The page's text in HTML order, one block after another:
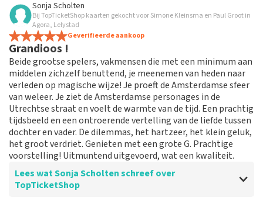
Dat was nogal duur ,het dubbele bedrag
Ik schrijf nooit naar vrienden
Sonja Scholten
Bij TopTicketShop kaarten gekocht voor Simone Kleinsma en Paul Groot in
Agora, Lelystad
Geverifieerde aankoop
Grandioos !
Beide grootse spelers, vakmensen die met een minimum aan
middelen zichzelf benuttend, je meenemen van heden naar
verleden op magische wijze! Je proeft de Amsterdamse sfeer
van weleer. Je ziet de Amsterdamse personages in de
Utrechtse straat en voelt de warmte van de tijd. Een prachtig
tijdsbeeld en een ontroerende vertelling van de liefde tussen
dochter en vader. De dilemmas, het hartzeer, het klein geluk,
het groot verdriet. Genieten met een grote G. Prachtige
voorstelling! Uitmuntend uitgevoerd, wat een kwaliteit.
Lees wat Sonja Scholten schreef over
TopTicketShop